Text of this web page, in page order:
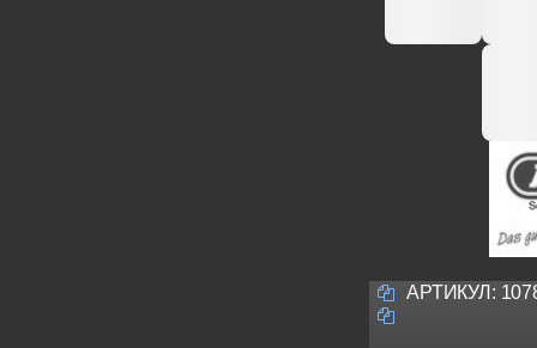
АРТИКУЛ: